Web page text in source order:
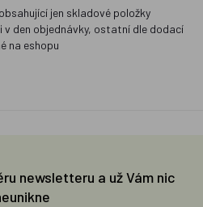
jen skladové položky
v den objednávky, ostatní dle dodací
na eshopu
newsletteru a už Vám nic